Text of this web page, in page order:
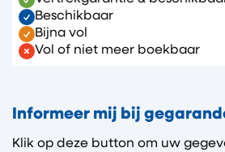
Beschikbaar
Bijna vol
Vol of niet meer boekbaar
Informeer mij bij
Klik op deze button om uw